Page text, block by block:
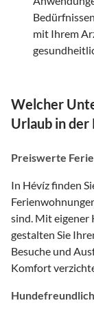
mit Ihrem
Welcher
Urlaub in der
Preiswerte
In Hévíz finden
sind. Mit eigener
gestalten Sie
Besuche und
Komfort